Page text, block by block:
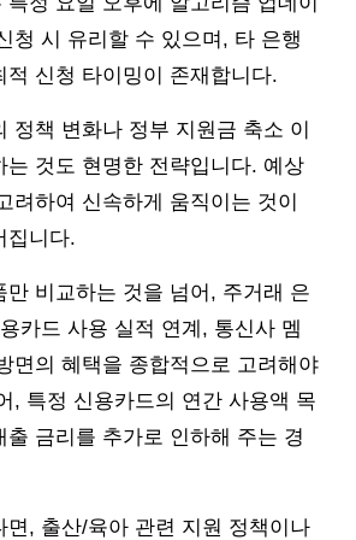
청 시 유리할 수 있으며, 타 은행
적 신청 타이밍이 존재합니다.
정책 변화나 정부 지원금 축소 이
는 것도 현명한 전략입니다. 예상
려하여 신속하게 움직이는 것이
집니다.
만 비교하는 것을 넘어, 주거래 은
카드 사용 실적 연계, 통신사 멤
면의 혜택을 종합적으로 고려해야
, 특정 신용카드의 연간 사용액 목
출 금리를 추가로 인하해 주는 경
면, 출산/육아 관련 지원 정책이나